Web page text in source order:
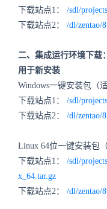
下载站点1： /sdl/
下载站点2： /dl/zentao/
二、集成运行环境下载
用于新安装
Windows一键安装包（
下载站点1： /sdl/
下载站点2： /dl/zentao/
Linux 64位一键安装包
下载站点1： /sdl/
x_64.tar.gz
下载站点2： /dl/zentao/